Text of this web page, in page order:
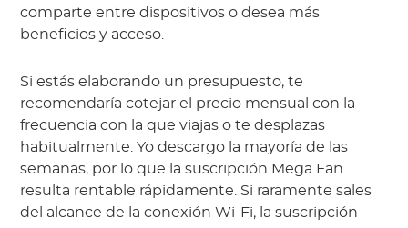
comparte entre dispositivos o desea más
beneficios y acceso.
Si estás elaborando un presupuesto, te
recomendaría cotejar el precio mensual con la
frecuencia con la que viajas o te desplazas
habitualmente. Yo descargo la mayoría de las
semanas, por lo que la suscripción Mega Fan
resulta rentable rápidamente. Si raramente sales
del alcance de la conexión Wi-Fi, la suscripción